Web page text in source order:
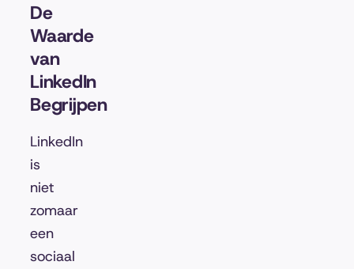
De
Waarde
van
LinkedIn
Begrijpen
LinkedIn
is
niet
zomaar
een
sociaal